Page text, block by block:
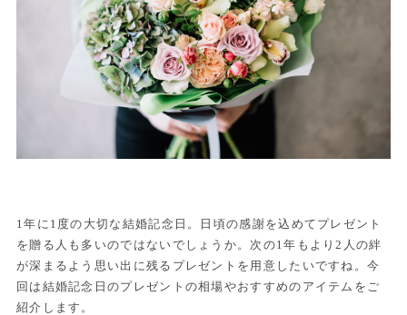
1年に1度の大切な結婚記念日。日頃の感謝を込めてプレゼント
を贈る人も多いのではないでしょうか。次の1年もより2人の絆
が深まるよう思い出に残るプレゼントを用意したいですね。今
回は結婚記念日のプレゼントの相場やおすすめのアイテムをご
紹介します。